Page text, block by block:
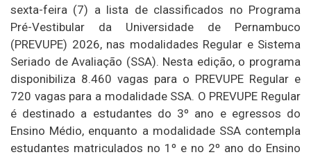
sexta-feira (7) a lista de classificados no Programa
Pré-Vestibular da Universidade de Pernambuco
(PREVUPE) 2026, nas modalidades Regular e Sistema
Seriado de Avaliação (SSA). Nesta edição, o programa
disponibiliza 8.460 vagas para o PREVUPE Regular e
720 vagas para a modalidade SSA. O PREVUPE Regular
é destinado a estudantes do 3º ano e egressos do
Ensino Médio, enquanto a modalidade SSA contempla
estudantes matriculados no 1º e no 2º ano do Ensino